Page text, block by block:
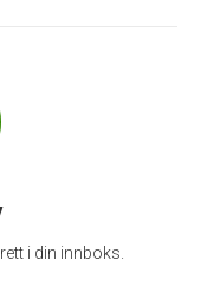
i din innboks.